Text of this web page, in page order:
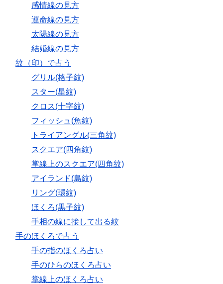
感情線の見方
運命線の見方
太陽線の見方
結婚線の見方
紋（印）で占う
グリル(格子紋)
スター(星紋)
クロス(十字紋)
フィッシュ(魚紋)
トライアングル(三角紋)
スクエア(四角紋)
掌線上のスクエア(四角紋)
アイランド(島紋)
リング(環紋)
ほくろ(黒子紋)
手相の線に接して出る紋
手のほくろで占う
手の指のほくろ占い
手のひらのほくろ占い
掌線上のほくろ占い